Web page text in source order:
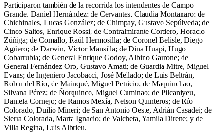
Participaron también de la recorrida los intendentes de Campo
Grande, Daniel Hernández; de Cervantes, Claudia Montanaro; de
Chichinales, Lucas González; de Chimpay, Gustavo Sepúlveda; de
Cinco Saltos, Enrique Rossi; de Contralmirante Cordero, Horacio
Zúñiga; de Comallo, Raúl Hermosilla; de Coronel Belisle, Diego
Agüero; de Darwin, Víctor Mansilla; de Dina Huapi, Hugo
Cobarrubia; de General Enrique Godoy, Albino Garrone; de
General Fernández Oro, Gustavo Amati; de Guardia Mitre, Miguel
Evans; de Ingeniero Jacobacci, José Mellado; de Luis Beltrán,
Robin del Río; de Mainqué, Miguel Petricio; de Maquinchao,
Silvana Pérez; de Ñorquinco, Miguel Cuminao; de Pilcaniyeu,
Daniela Cornejo; de Ramos Mexía, Nelson Quinteros; de Río
Colorado, Duilio Mineri; de San Antonio Oeste, Adrián Casadei; de
Sierra Colorada, Marta Ignacio; de Valcheta, Yamila Direne; y de
Villa Regina, Luis Albrieu.